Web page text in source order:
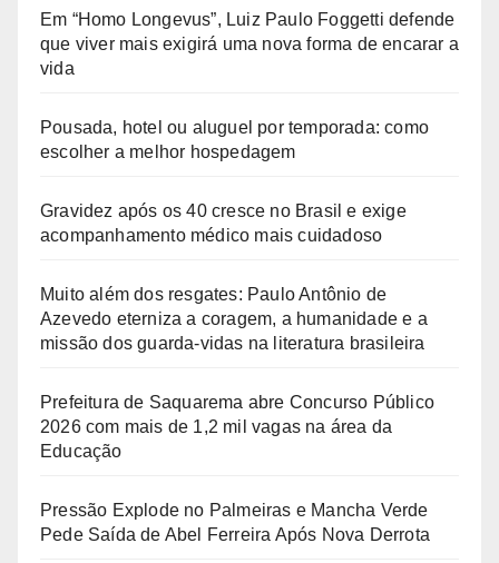
Em “Homo Longevus”, Luiz Paulo Foggetti defende
que viver mais exigirá uma nova forma de encarar a
vida
Pousada, hotel ou aluguel por temporada: como
escolher a melhor hospedagem
Gravidez após os 40 cresce no Brasil e exige
acompanhamento médico mais cuidadoso
Muito além dos resgates: Paulo Antônio de
Azevedo eterniza a coragem, a humanidade e a
missão dos guarda-vidas na literatura brasileira
Prefeitura de Saquarema abre Concurso Público
2026 com mais de 1,2 mil vagas na área da
Educação
Pressão Explode no Palmeiras e Mancha Verde
Pede Saída de Abel Ferreira Após Nova Derrota